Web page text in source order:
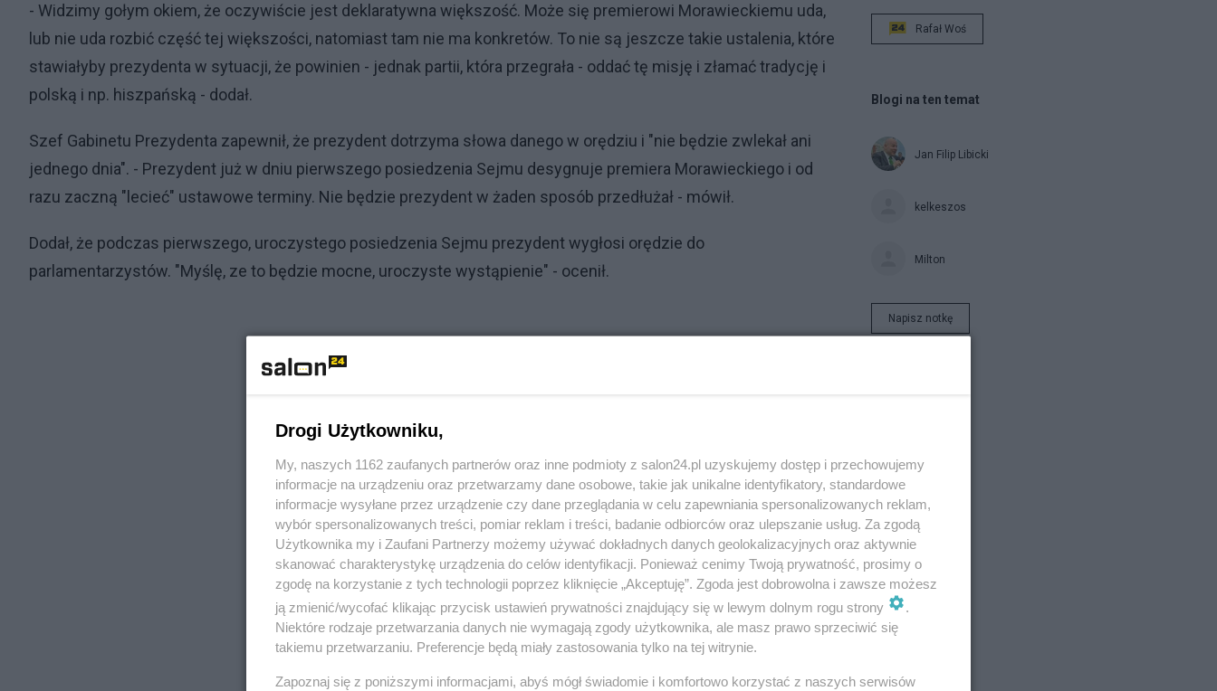
- Widzimy gołym okiem, że oczywiście jest deklaratywna większość. Może się premierowi Morawieckiemu uda,
lub nie uda rozbić część tej większości, natomiast tam nie ma konkretów. To nie są jeszcze takie ustalenia, które
stawiałyby prezydenta w sytuacji, że powinien - jednak partii, która przegrała - oddać tę misję i złamać tradycję i
polską i np. hiszpańską - dodał.
Szef Gabinetu Prezydenta zapewnił, że prezydent dotrzyma słowa danego w orędziu i "nie będzie zwlekał ani
jednego dnia". - Prezydent już w dniu pierwszego posiedzenia Sejmu desygnuje premiera Morawieckiego i od
razu zaczną "lecieć" ustawowe terminy. Nie będzie prezydent w żaden sposób przedłużał - mówił.
Dodał, że podczas pierwszego, uroczystego posiedzenia Sejmu prezydent wygłosi orędzie do
parlamentarzystów. "Myślę, ze to będzie mocne, uroczyste wystąpienie" - ocenił.
Rafał Woś
Blogi na ten temat
Jan Filip Libicki
kelkeszos
Milton
Napisz notkę
Drogi Użytkowniku,
My, naszych 1162 zaufanych partnerów oraz inne podmioty z salon24.pl uzyskujemy dostęp i przechowujemy
informacje na urządzeniu oraz przetwarzamy dane osobowe, takie jak unikalne identyfikatory, standardowe
informacje wysyłane przez urządzenie czy dane przeglądania w celu zapewniania spersonalizowanych reklam,
wybór spersonalizowanych treści, pomiar reklam i treści, badanie odbiorców oraz ulepszanie usług. Za zgodą
Użytkownika my i Zaufani Partnerzy możemy używać dokładnych danych geolokalizacyjnych oraz aktywnie
skanować charakterystykę urządzenia do celów identyfikacji. Ponieważ cenimy Twoją prywatność, prosimy o
zgodę na korzystanie z tych technologii poprzez kliknięcie „Akceptuję”. Zgoda jest dobrowolna i zawsze możesz
ją zmienić/wycofać klikając przycisk ustawień prywatności znajdujący się w lewym dolnym rogu strony
.
Niektóre rodzaje przetwarzania danych nie wymagają zgody użytkownika, ale masz prawo sprzeciwić się
takiemu przetwarzaniu. Preferencje będą miały zastosowania tylko na tej witrynie.
Zapoznaj się z poniższymi informacjami, abyś mógł świadomie i komfortowo korzystać z naszych serwisów